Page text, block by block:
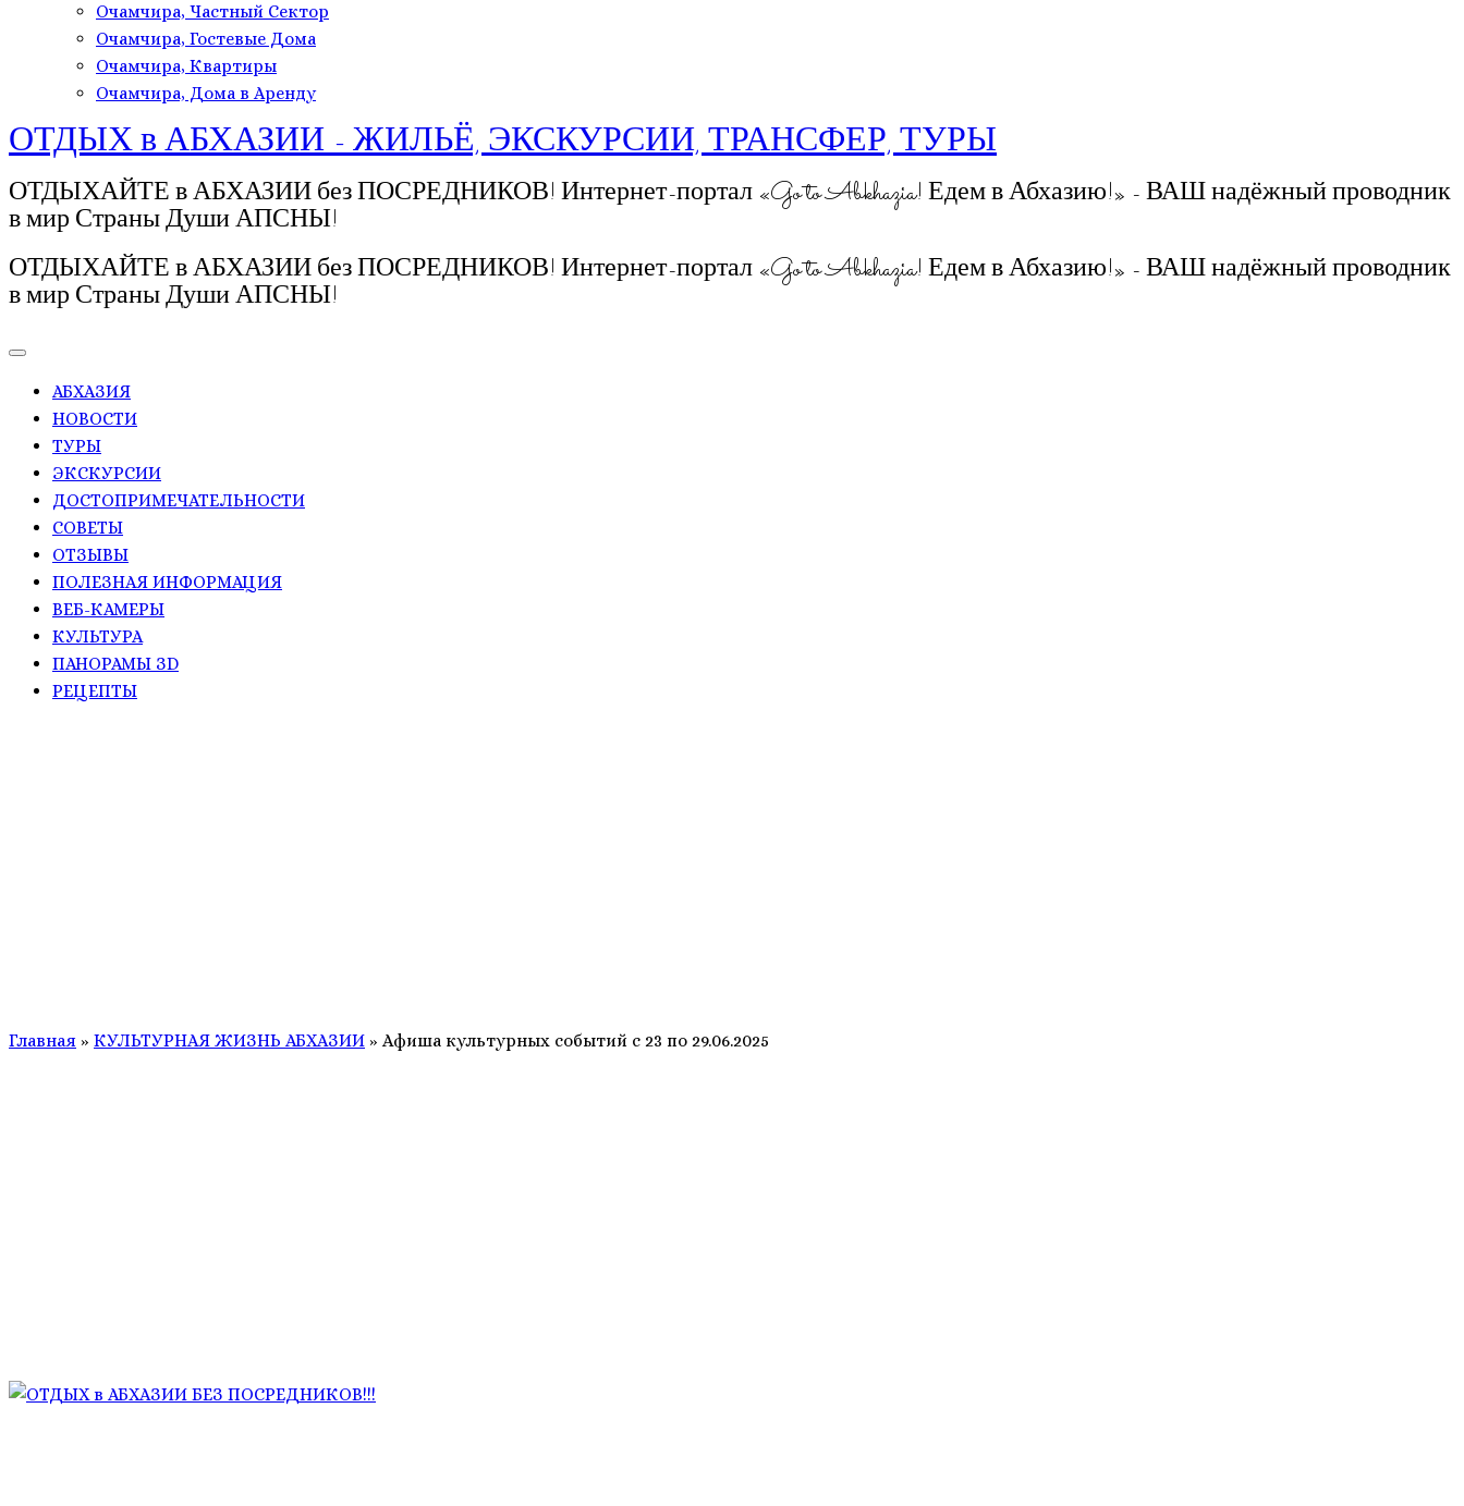
Очамчира, Частный Сектор
Очамчира, Гостевые Дома
Очамчира, Квартиры
Очамчира, Дома в Аренду
ОТДЫХ в АБХАЗИИ - ЖИЛЬЁ, ЭКСКУРСИИ, ТРАНСФЕР, ТУРЫ
ОТДЫХАЙТЕ в АБХАЗИИ без ПОСРЕДНИКОВ! Интернет-портал «Go to Abkhazia! Едем в Абхазию!» - ВАШ надёжный проводник
в мир Страны Души АПСНЫ!
ОТДЫХАЙТЕ в АБХАЗИИ без ПОСРЕДНИКОВ! Интернет-портал «Go to Abkhazia! Едем в Абхазию!» - ВАШ надёжный проводник
в мир Страны Души АПСНЫ!
АБХАЗИЯ
НОВОСТИ
ТУРЫ
ЭКСКУРСИИ
ДОСТОПРИМЕЧАТЕЛЬНОСТИ
СОВЕТЫ
ОТЗЫВЫ
ПОЛЕЗНАЯ ИНФОРМАЦИЯ
ВЕБ-КАМЕРЫ
КУЛЬТУРА
ПАНОРАМЫ ЗD
РЕЦЕПТЫ
Главная » КУЛЬТУРНАЯ ЖИЗНЬ АБХАЗИИ » Афиша культурных событий с 23 по 29.06.2025